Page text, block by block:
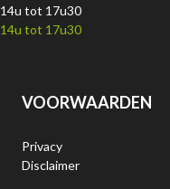
14u tot 17u30
14u tot 17u30
VOORWAARDEN
Privacy
Disclaimer